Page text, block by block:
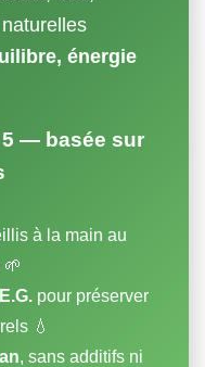
énergie
— basée sur
à la main au
pour préserver
💧
, sans additifs ni